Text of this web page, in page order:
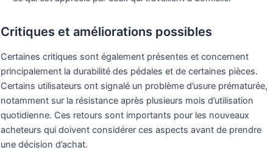
Critiques et améliorations possibles
Certaines critiques sont également présentes et concernent
principalement la durabilité des pédales et de certaines pièces.
Certains utilisateurs ont signalé un problème d’usure prématurée,
notamment sur la résistance après plusieurs mois d’utilisation
quotidienne. Ces retours sont importants pour les nouveaux
acheteurs qui doivent considérer ces aspects avant de prendre
une décision d’achat.